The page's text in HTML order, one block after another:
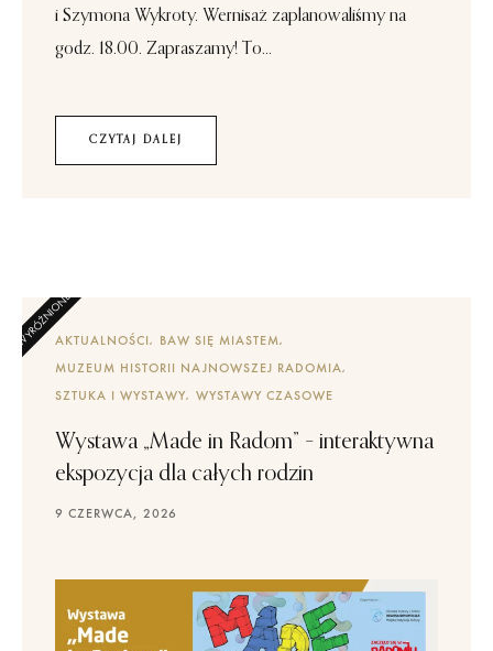
i Szymona Wykroty. Wernisaż zaplanowaliśmy na
godz. 18.00. Zapraszamy! To...
CZYTAJ DALEJ
AKTUALNOŚCI
BAW SIĘ MIASTEM
MUZEUM HISTORII NAJNOWSZEJ RADOMIA
SZTUKA I WYSTAWY WYSTAWY CZASOWE
Wystawa „Made in Radom” – interaktywna
ekspozycja dla całych rodzin
9 CZERWCA, 2026